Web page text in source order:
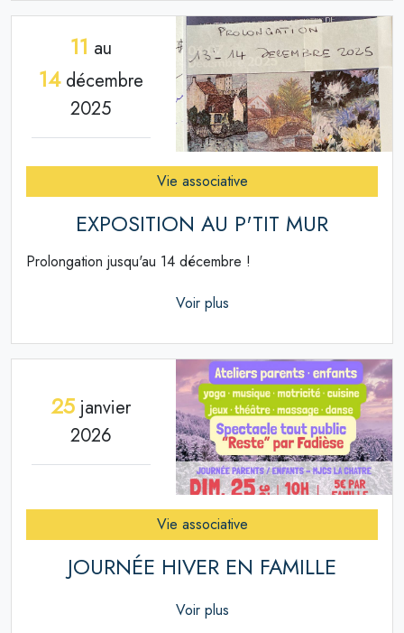
11 au
14décembre
2025
Vie associative
EXPOSITION AU P'TIT MUR
Prolongation jusqu'au 14 décembre !
Voir plus
25janvier
2026
Vie associative
JOURNÉE HIVER EN FAMILLE
Voir plus